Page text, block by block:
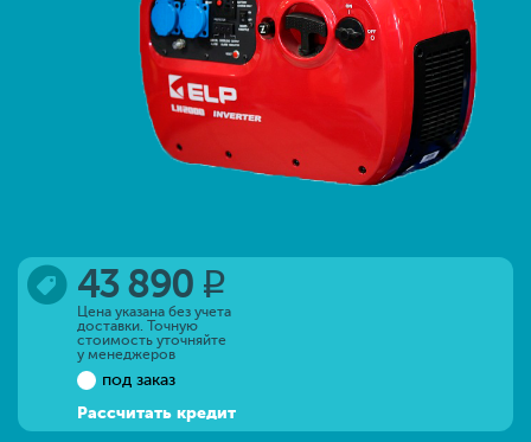
43 890 q
Цена указана без учета
доставки. Точную
стоимость уточняйте
у менеджеров
под заказ
Рассчитать кредит